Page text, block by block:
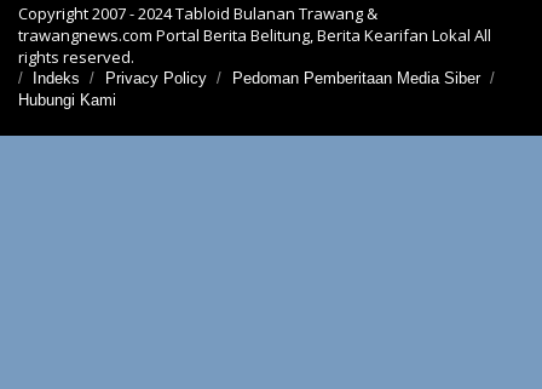
Copyright 2007 - 2024 Tabloid Bulanan Trawang &
trawangnews.com Portal Berita Belitung, Berita Kearifan Lokal All
rights reserved.
Indeks Privacy Policy
Pedoman Pemberitaan Media Siber
Hubungi Kami